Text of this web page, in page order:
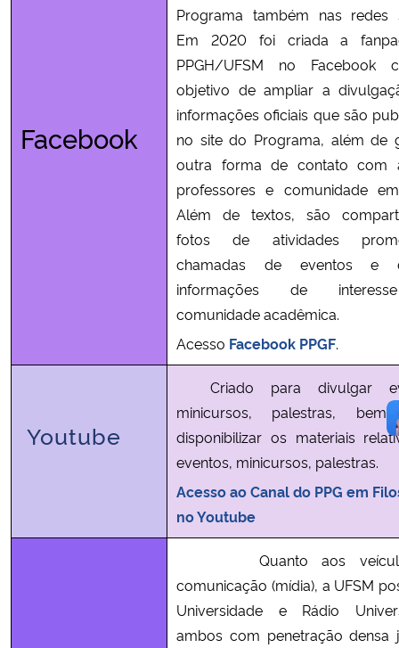
Facebook
Programa também nas redes
Em 2020 foi criada a
PPGH/UFSM no Facebook
objetivo de ampliar a
informações oficiais que são
no site do Programa, além de
outra forma de contato com
professores e comunidade
Além de textos, são
fotos de atividades
chamadas de eventos e
informações de
comunidade acadêmica.
Acesso Facebook PPGF.
Youtube
Criado para divulgar
minicursos, palestras,
disponibilizar os materiais
eventos, minicursos, palestras.
Acesso ao Canal do PPG em
no Youtube
Quanto aos
comunicação (mídia), a UFSM
Universidade e Rádio
ambos com penetração densa